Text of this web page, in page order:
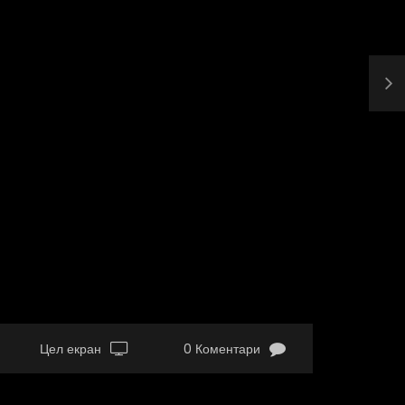
Цел екран 0 Коментари